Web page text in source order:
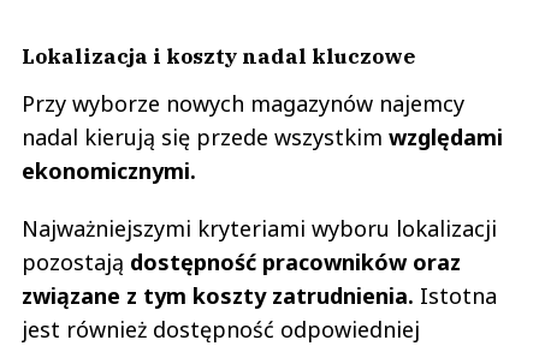
Lokalizacja i koszty nadal kluczowe
Przy wyborze nowych magazynów najemcy
nadal kierują się przede wszystkim względami
ekonomicznymi.
Najważniejszymi kryteriami wyboru lokalizacji
pozostają dostępność pracowników oraz
związane z tym koszty zatrudnienia. Istotna
jest również dostępność odpowiedniej